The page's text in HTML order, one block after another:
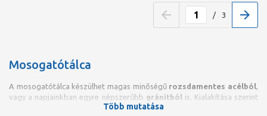
/ 3
Mosogatótálca
A mosogatótálca készülhet magas minőségű rozsdamentes acélból,
vagy a napjainkban egyre népszerűbb gránitbólis. Kialakítása szerint
kétmedencés , formája szerint
Több mutatása